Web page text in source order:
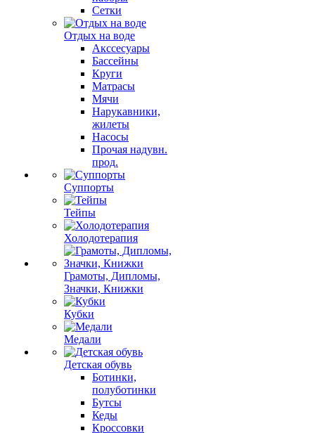
Сетки
Отдых на воде
Акссесуары
Бассейны
Круги
Матрасы
Мячи
Нарукавники,
жилеты
Насосы
Прочая надувн.
прод.
Суппорты
Тейпы
Холодотерапия
Грамоты, Дипломы,
Значки, Книжки
Кубки
Медали
Детская обувь
Ботинки,
полуботинки
Бутсы
Кеды
Кроссовки